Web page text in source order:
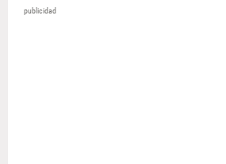
publicidad